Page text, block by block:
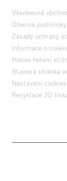
Všeobecné
Obecné
Zásady ochrany
Informace o
Proces řešení
Stavová stránka
Nastavení cookies
Recyklace 3D